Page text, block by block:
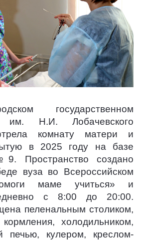
государственном
им. Н.И. Лобачевского
комнату матери и
в 2025 году на базе
Пространство создано
вуза во Всероссийском
маме учиться» и
с 8:00 до 20:00.
пеленальным столиком,
холодильником,
печью, кулером, креслом-